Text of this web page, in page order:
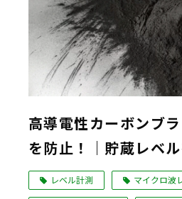
セミナー
よくあるご質問
Language
高導電性カーボンブ
を防止！｜貯蔵レベ
レベル計測 マイクロ波